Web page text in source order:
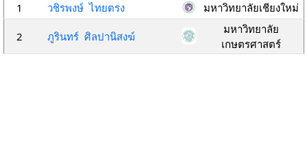
1
วชิรพงษ์ ไทยตรง มหาวิทยาลัยเชียงใหม่
2 ภูรินทร์ ศิลปานิสงฆ์
มหาวิทยาลัย
เกษตรศาสตร์